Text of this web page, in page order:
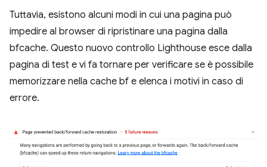
Tuttavia, esistono alcuni modi in cui una pagina può
impedire al browser di ripristinare una pagina dalla
bfcache. Questo nuovo controllo Lighthouse esce dalla
pagina di test e vi fa tornare per verificare se è possibile
memorizzare nella cache bf e elenca i motivi in caso di
errore.